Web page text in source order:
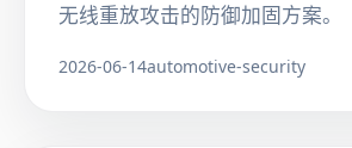
无线重放攻击的防御加固方案。
2026-06-14automotive-security